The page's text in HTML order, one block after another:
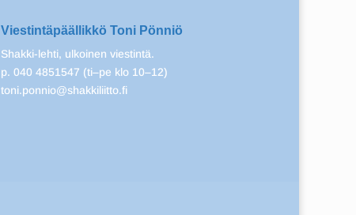
Viestintäpäällikkö Toni Pönniö
Shakki-lehti, ulkoinen viestintä.
p. 040 4851547 (ti–pe klo 10–12)
toni.ponnio@shakkiliitto.fi